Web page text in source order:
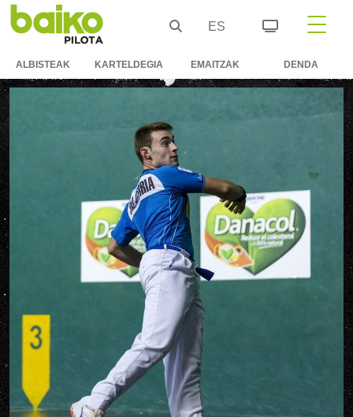
ES
ALBISTEAK KARTELDEGIA EMAITZAK DENDA